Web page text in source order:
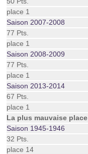
place 1
Saison 2007-2008
77 Pts.
place 1
Saison 2008-2009
77 Pts.
place 1
Saison 2013-2014
67 Pts.
place 1
La plus mauvaise place
Saison 1945-1946
32 Pts.
place 14